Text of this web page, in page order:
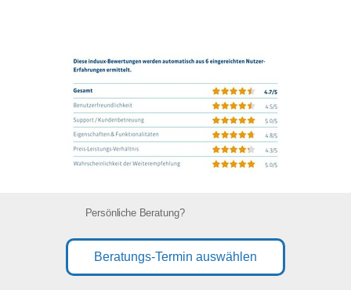
Beratungs-Termin auswählen
Persönliche Beratung?